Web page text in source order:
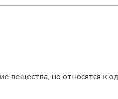
но относятся к